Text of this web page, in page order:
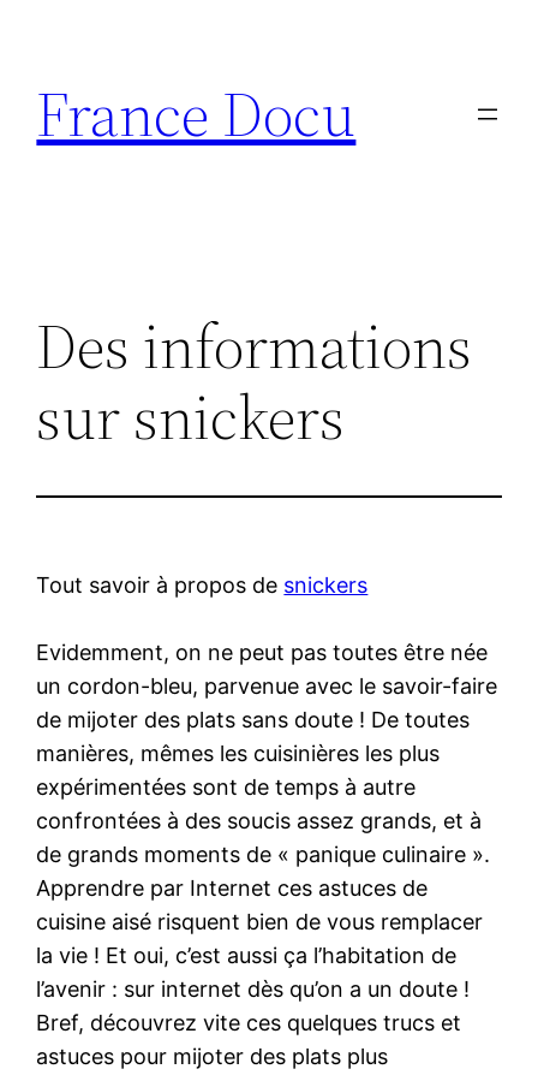
contenu
France Docu
Des informations
sur snickers
Tout savoir à propos de snickers
Evidemment, on ne peut pas toutes être née
un cordon-bleu, parvenue avec le savoir-faire
de mijoter des plats sans doute ! De toutes
manières, mêmes les cuisinières les plus
expérimentées sont de temps à autre
confrontées à des soucis assez grands, et à
de grands moments de « panique culinaire ».
Apprendre par Internet ces astuces de
cuisine aisé risquent bien de vous remplacer
la vie ! Et oui, c’est aussi ça l’habitation de
l’avenir : sur internet dès qu’on a un doute !
Bref, découvrez vite ces quelques trucs et
astuces pour mijoter des plats plus